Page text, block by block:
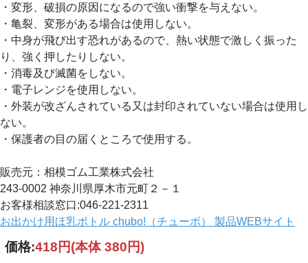
・変形、破損の原因になるので強い衝撃を与えない。
・亀裂、変形がある場合は使用しない。
・中身が飛び出す恐れがあるので、熱い状態で激しく振った
り、強く押したりしない。
・消毒及び滅菌をしない。
・電子レンジを使用しない。
・外装が改ざんされている又は封印されていない場合は使用し
ない。
・保護者の目の届くところで使用する。
販売元：相模ゴム工業株式会社
243-0002 神奈川県厚木市元町２－１
お客様相談窓口:046-221-2311
お出かけ用ほ乳ボトル chubo!（チューボ） 製品WEBサイト
価格:418円(本体 380円)